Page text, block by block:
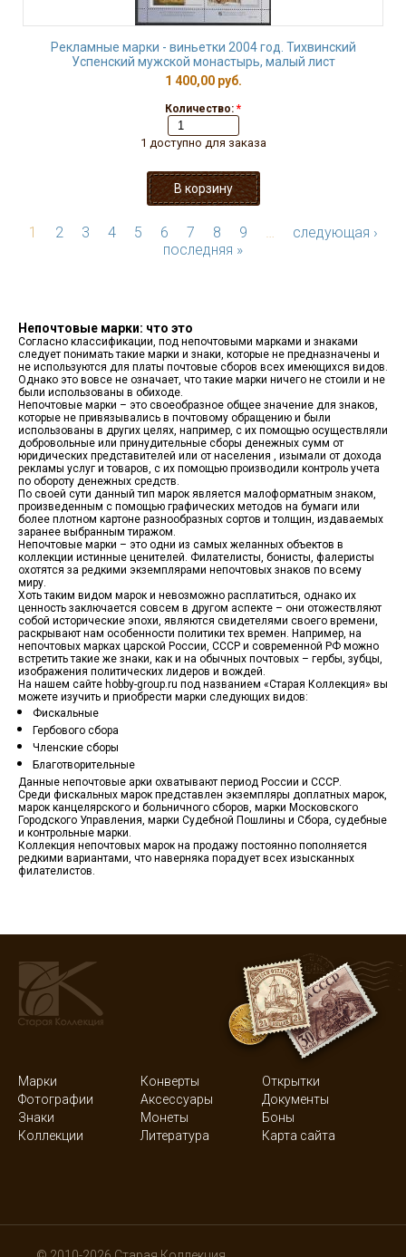
Рекламные марки - виньетки 2004 год. Тихвинский
Успенский мужской монастырь, малый лист
1 400,00 руб.
Количество: *
1 доступно для заказа
1 2 3 4 5 6 7 8 9 …
следующая ›
последняя »
Непочтовые марки: что это
Согласно классификации, под непочтовыми марками и знаками
следует понимать такие марки и знаки, которые не предназначены и
не используются для платы почтовые сборов всех имеющихся видов.
Однако это вовсе не означает, что такие марки ничего не стоили и не
были использованы в обиходе.
Непочтовые марки – это своеобразное общее значение для знаков,
которые не привязывались в почтовому обращению и были
использованы в других целях, например, с их помощью осуществляли
добровольные или принудительные сборы денежных сумм от
юридических представителей или от населения , изымали от дохода
рекламы услуг и товаров, с их помощью производили контроль учета
по обороту денежных средств.
По своей сути данный тип марок является малоформатным знаком,
произведенным с помощью графических методов на бумаги или
более плотном картоне разнообразных сортов и толщин, издаваемых
заранее выбранным тиражом.
Непочтовые марки – это одни из самых желанных объектов в
коллекции истинные ценителей. Филателисты, бонисты, фалеристы
охотятся за редкими экземплярами непочтовых знаков по всему
миру.
Хоть таким видом марок и невозможно расплатиться, однако их
ценность заключается совсем в другом аспекте – они отожествляют
собой исторические эпохи, являются свидетелями своего времени,
раскрывают нам особенности политики тех времен. Например, на
непочтовых марках царской России, СССР и современной РФ можно
встретить такие же знаки, как и на обычных почтовых – гербы, зубцы,
изображения политических лидеров и вождей.
На нашем сайте hobby-group.ru под названием «Старая Коллекция» вы
можете изучить и приобрести марки следующих видов:
Фискальные
Гербового сбора
Членские сборы
Благотворительные
Данные непочтовые арки охватывают период России и СССР.
Среди фискальных марок представлен экземпляры доплатных марок,
марок канцелярского и больничного сборов, марки Московского
Городского Управления, марки Судебной Пошлины и Сбора, судебные
и контрольные марки.
Коллекция непочтовых марок на продажу постоянно пополняется
редкими вариантами, что наверняка порадует всех изысканных
филателистов.
Марки Конверты
Открытки
Фотографии
Аксессуары
Документы
Знаки
Монеты
Боны
Коллекции
Литература Карта сайта